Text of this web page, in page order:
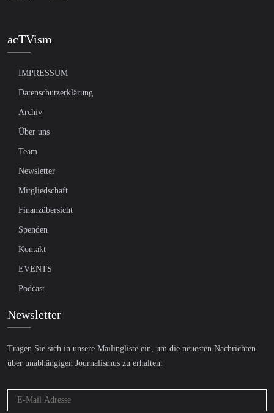
acTVism
IMPRESSUM
Datenschutzerklärung
Archiv
Über uns
Team
Newsletter
Mitgliedschaft
Finanzübersicht
Spenden
Kontakt
EVENTS
Podcast
Newsletter
Tragen Sie sich in unsere Mailingliste ein, um die neuesten Nachrichten
über unabhängigen Journalismus zu erhalten: